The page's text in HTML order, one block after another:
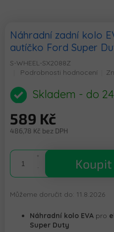
Náhradní zadní kolo
autíčko Ford Super
S-WHEEL-SX2088Z
Průměrné
produktu
je
z
5
Podrobnosti hodnocení
Skladem - do
589 Kč
486,78 Kč bez DPH
cena:
Koupit
Můžeme doručit do: 11.8.2026
Náhradní kolo EVA pro
Super Duty